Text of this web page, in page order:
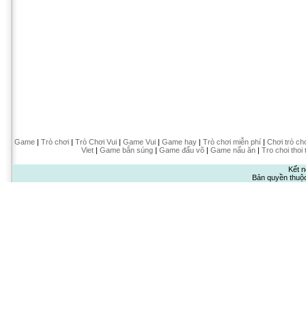
Game| Trò chơi| Trò Chơi Vui| Game Vui| Game hay| Trò chơi miễn phí| Chơi trò
Viet| Game bắn súng| Game đấu võ| Game nấu ăn| Tro choi thoi
Kết
Bản quyền